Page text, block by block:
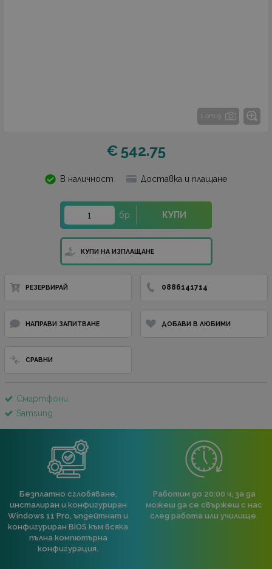
1 от 9
542.75
€
В наличност Доставка и плащане
бр. КУПИ
КУПИ НА ИЗПЛАЩАНЕ
РЕЗЕРВИРАЙ 0886141714
НАПРАВИ ЗАПИТВАНЕ ДОБАВИ В ЛЮБИМИ
СРАВНИ
Смартфони
Samsung
Безплатно сглобяване,
инсталиран и конфигуриран
Windows 11 Pro, ъпдейтнат и
конфигуриран BIOS към всяка
пълна компютърна
конфигурация.
Работим до 20:00 ч, за да
можеш да се свържеш с нас
след работа или училище.